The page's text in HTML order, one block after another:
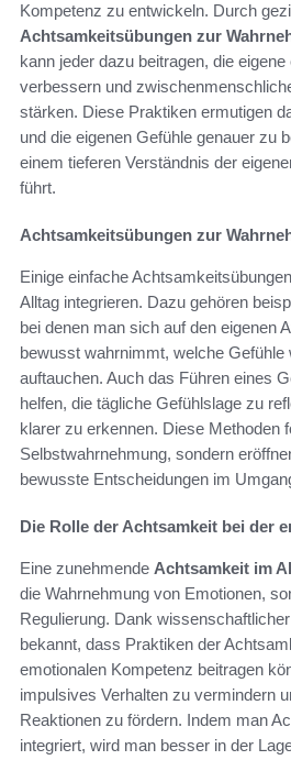
Kompetenz zu entwickeln. Durch
Achtsamkeitsübungen zur
kann jeder dazu beitragen, die
verbessern und
stärken. Diese Praktiken ermutigen
und die eigenen Gefühle genauer zu
einem tieferen Verständnis der
führt.
Achtsamkeitsübungen zur
Einige einfache
Alltag integrieren. Dazu gehören
bei denen man sich auf den eigenen
bewusst wahrnimmt, welche Gefühle
auftauchen. Auch das Führen eines
helfen, die tägliche Gefühlslage zu
klarer zu erkennen. Diese Methoden
Selbstwahrnehmung, sondern
bewusste Entscheidungen im
Die Rolle der Achtsamkeit bei der
Eine zunehmende Achtsamkeit im
die Wahrnehmung von Emotionen,
Regulierung. Dank
bekannt, dass Praktiken der
emotionalen Kompetenz beitragen
impulsives Verhalten zu vermindern
Reaktionen zu fördern. Indem man
integriert, wird man besser in der